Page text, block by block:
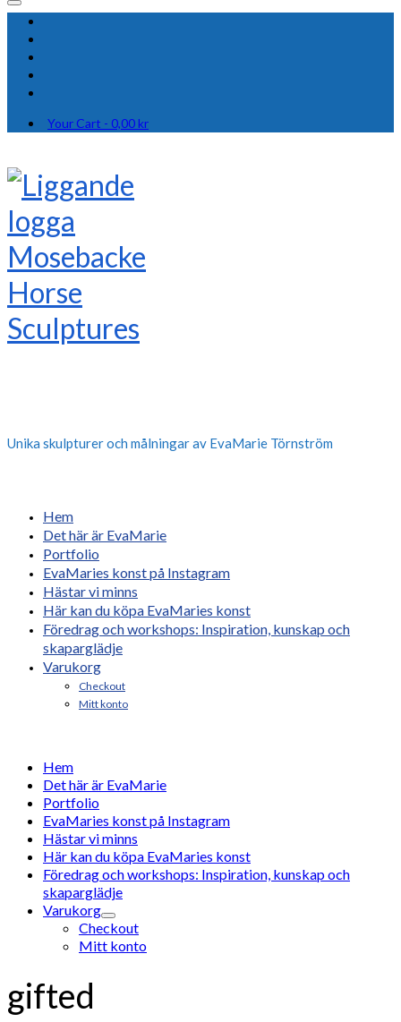
Your Cart - 0,00kr
Unika skulpturer och målningar av EvaMarie Törnström
Hem
Det här är EvaMarie
Portfolio
EvaMaries konst på Instagram
Hästar vi minns
Här kan du köpa EvaMaries konst
Föredrag och workshops: Inspiration, kunskap och
skaparglädje
Varukorg
Checkout
Mitt konto
Hem
Det här är EvaMarie
Portfolio
EvaMaries konst på Instagram
Hästar vi minns
Här kan du köpa EvaMaries konst
Föredrag och workshops: Inspiration, kunskap och
skaparglädje
Varukorg
Checkout
Mitt konto
gifted